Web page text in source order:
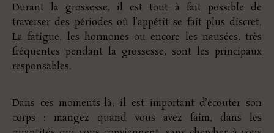
Durant la grossesse, il est tout à fait possible de
traverser des périodes où l’appétit se fait plus discret.
La fatigue, les hormones ou encore les nausées, très
fréquentes pendant la grossesse, sont les principaux
responsables.
Dans ces moments-là, il est important d’écouter son
corps : mangez quand vous avez faim, dans les